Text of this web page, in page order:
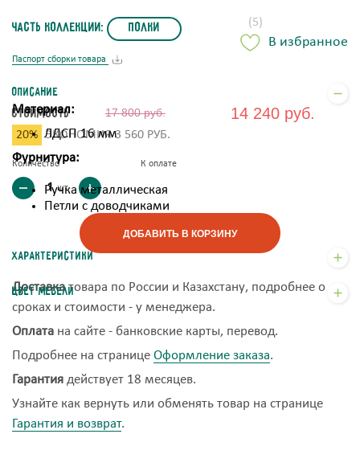
Стоимость 17 800 руб. 14 240 руб.
20% ЭКОНОМИЯ 3 560 РУБ.
Количество
шт
К оплате
ДОБАВИТЬ В КОРЗИНУ
Доставкатовара по России и Казахстану, подробнее о
сроках и стоимости - у менеджера.
Оплата на сайте - банковские карты, перевод.
Подробнее на странице Оформление заказа.
Гарантия действует 18 месяцев.
Узнайте как вернуть или обменять товар на странице
Гарантия и возврат.
часть коллекции: Полки (5)
В избранное
Паспорт сборки товара
Описание
Материал:
ЛДСП 16 мм
Фурнитура:
Ручка металлическая
Петли с доводчиками
Характеристики
Цвет мебели